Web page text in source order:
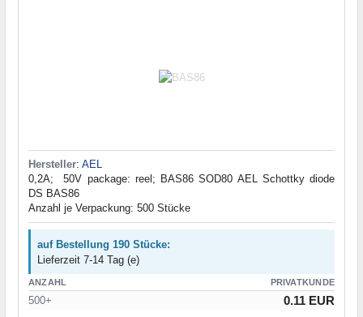
Hersteller: AEL
0,2A; 50V package: reel; BAS86 SOD80 AEL Schottky diode
DS BAS86
Anzahl je Verpackung: 500 Stücke
auf Bestellung 190 Stücke:
Lieferzeit 7-14 Tag (e)
ANZAHL PRIVATKUNDE
500+ 0.11 EUR